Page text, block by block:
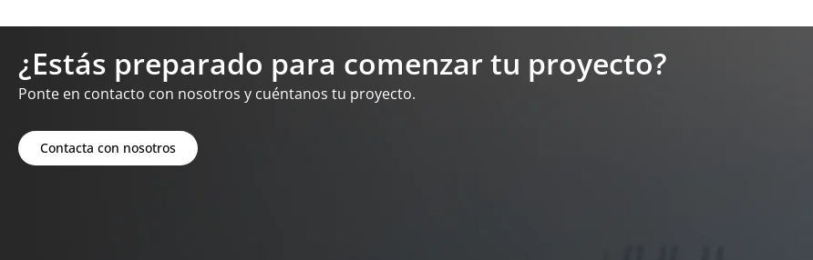
¿Estás preparado para comenzar tu proyecto?
Ponte en contacto con nosotros y cuéntanos tu proyecto.
Contacta con nosotros